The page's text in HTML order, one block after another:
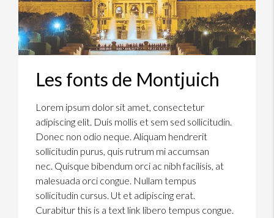
Les fonts de Montjuich
Lorem ipsum dolor sit amet, consectetur
adipiscing elit. Duis mollis et sem sed sollicitudin.
Donec non odio neque. Aliquam hendrerit
sollicitudin purus, quis rutrum mi accumsan
nec. Quisque bibendum orci ac nibh facilisis, at
malesuada orci congue. Nullam tempus
sollicitudin cursus. Ut et adipiscing erat.
Curabitur this is a text link libero tempus congue.